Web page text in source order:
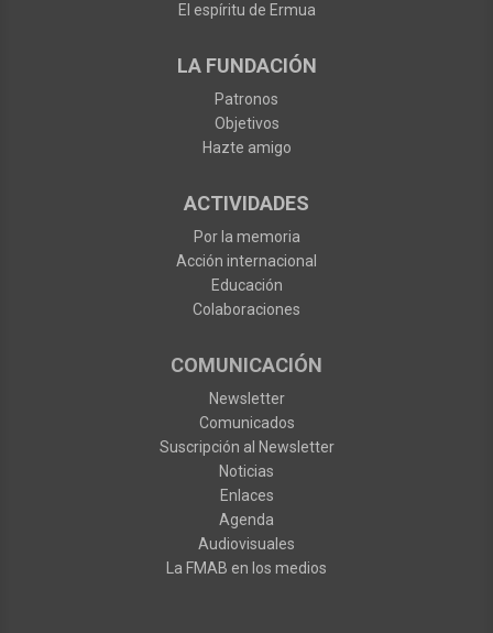
El espíritu de Ermua
LA FUNDACIÓN
Patronos
Objetivos
Hazte amigo
ACTIVIDADES
Por la memoria
Acción internacional
Educación
Colaboraciones
COMUNICACIÓN
Newsletter
Comunicados
Suscripción al Newsletter
Noticias
Enlaces
Agenda
Audiovisuales
La FMAB en los medios